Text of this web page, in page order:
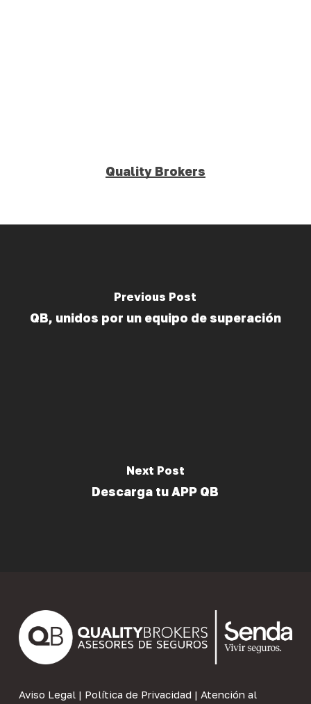
Quality Brokers
Previous Post
QB, unidos por un equipo de superación
Next Post
Descarga tu APP QB
Aviso Legal| Política de Privacidad | Atención al